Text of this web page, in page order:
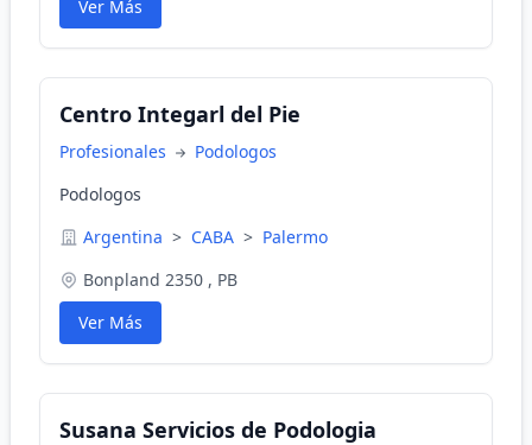
Ver Más
Centro Integarl del Pie
Profesionales
Podologos
Podologos
Argentina > CABA > Palermo
Bonpland 2350 , PB
Ver Más
Susana Servicios de Podologia